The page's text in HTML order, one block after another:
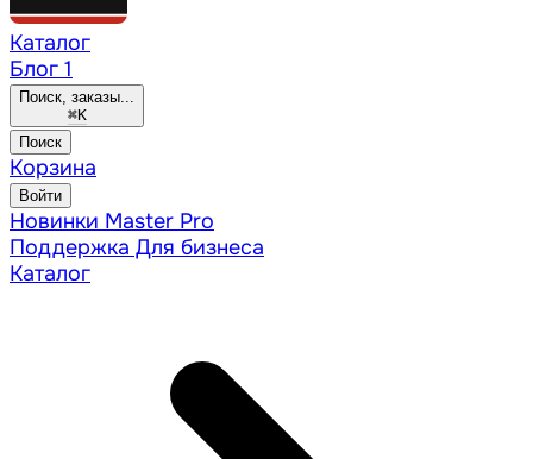
Каталог
Блог 1
Поиск, заказы...
⌘K
Поиск
Корзина
Войти
Новинки Master Pro
Поддержка Для бизнеса
Каталог